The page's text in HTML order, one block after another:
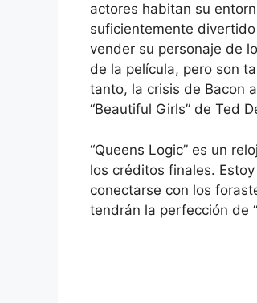
actores habitan su
suficientemente
vender su personaje de
de la película, pero son
tanto, la crisis de Bacon
“Beautiful Girls” de Ted
“Queens Logic” es un
los créditos finales.
conectarse con los
tendrán la perfección de